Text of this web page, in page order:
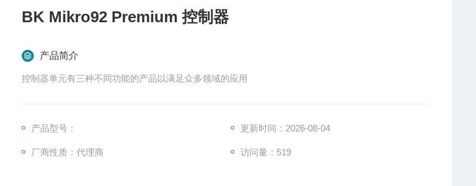
BK Mikro92 Premium 控制器
产品简介
控制器单元有三种不同功能的产品以满足众多领域的应用
产品型号： 更新时间：2026-08-04
厂商性质：代理商 访问量：519